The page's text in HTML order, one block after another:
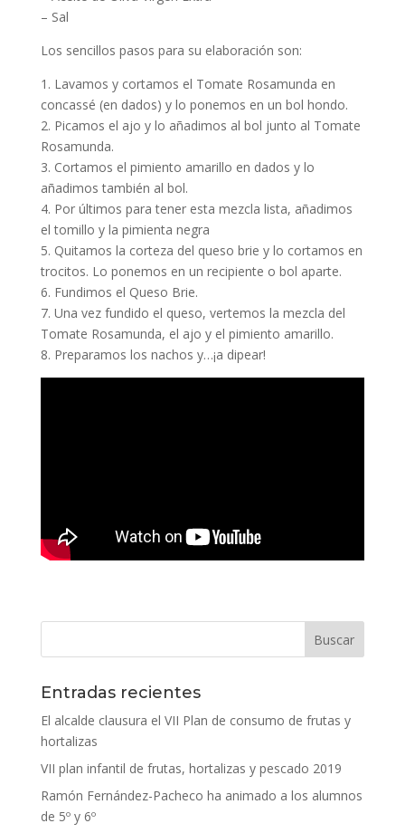
– Sal
Los sencillos pasos para su elaboración son:
1. Lavamos y cortamos el Tomate Rosamunda en
concassé (en dados) y lo ponemos en un bol hondo.
2. Picamos el ajo y lo añadimos al bol junto al Tomate
Rosamunda.
3. Cortamos el pimiento amarillo en dados y lo
añadimos también al bol.
4. Por últimos para tener esta mezcla lista, añadimos
el tomillo y la pimienta negra
5. Quitamos la corteza del queso brie y lo cortamos en
trocitos. Lo ponemos en un recipiente o bol aparte.
6. Fundimos el Queso Brie.
7. Una vez fundido el queso, vertemos la mezcla del
Tomate Rosamunda, el ajo y el pimiento amarillo.
8. Preparamos los nachos y…¡a dipear!
Entradas recientes
El alcalde clausura el VII Plan de consumo de frutas y
hortalizas
VII plan infantil de frutas, hortalizas y pescado 2019
Ramón Fernández-Pacheco ha animado a los alumnos
de 5º y 6º